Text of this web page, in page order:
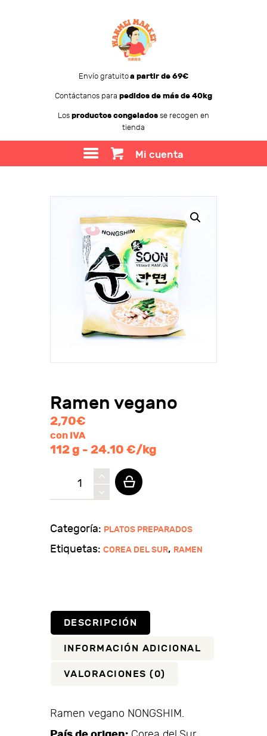
Envío gratuitoa partir de 69€
Contáctanos parapedidos de más de 40kg
Losproductos congeladosse recogen en
tienda
Mi cuenta
WANMEI MARKET
SOBRE WANMEI
Ramen vegano
2,70€
con IVA
112 g - 24.10 €/kg
Ramen
Categoría: PLATOS PREPARADOS
Etiquetas: COREA DEL SUR, RAMEN
DESCRIPCIÓN
INFORMACIÓN ADICIONAL
VALORACIONES (0)
Ramen vegano NONGSHIM.